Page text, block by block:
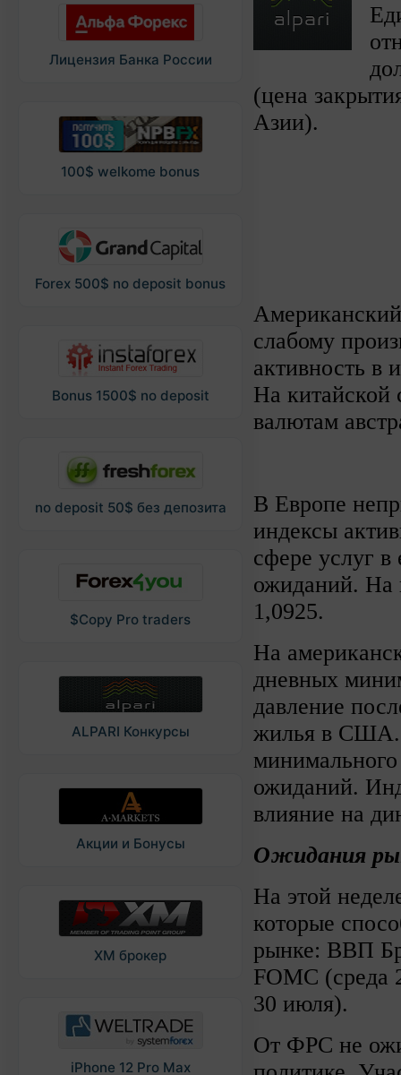
Лицензия Банка России
100$ welkome bonus
Forex 500$ no deposit bonus
Bonus 1500$ no deposit
no deposit 50$ без депозита
$Copy Pro traders
ALPARI Конкурсы
Акции и Бонусы
XM брокер
iPhone 12 Pro Max
(цена
Азии).
Американский
слабому
активность в
На китайской
валютам
В Европе
индексы
сфере услуг
ожиданий. На
1,0925.
На
дневных
давление
жилья в США.
ожиданий.
влияние на
Ожидания
На этой
которые
рынке: ВВП
FOMC
30 июля).
От ФРС не